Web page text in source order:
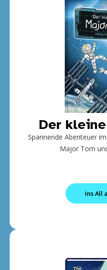
Der
Spannende Abenteuer
Major Tom
Ins All